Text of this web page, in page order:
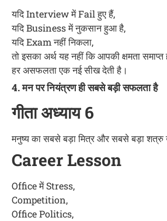
यदि Interview में Fail हुए हैं,
यदि Business में नुकसान हुआ है,
यदि Exam नहीं निकला,
तो इसका अर्थ यह नहीं कि आपकी क्षमता समाप्त
हर असफलता एक नई सीख देती है।
4. मन पर नियंत्रण ही सबसे बड़ी सफलता है
गीता अध्याय 6
मनुष्य का सबसे बड़ा मित्र और सबसे बड़ा शत्रु
Career Lesson
Office में Stress,
Competition,
Office Politics,